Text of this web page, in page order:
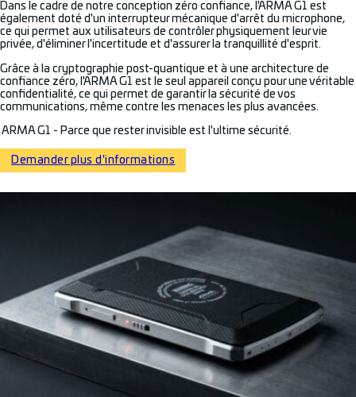
Dans le cadre de notre conception zéro confiance, l'ARMA G1 est
également doté d'un interrupteur mécanique d'arrêt du microphone,
ce qui permet aux utilisateurs de contrôler physiquement leur vie
privée, d'éliminer l'incertitude et d'assurer la tranquillité d'esprit.
Grâce à la cryptographie post-quantique et à une architecture de
confiance zéro, l'ARMA G1 est le seul appareil conçu pour une véritable
confidentialité, ce qui permet de garantir la sécurité de vos
communications, même contre les menaces les plus avancées.
ARMA G1 - Parce que rester invisible est l'ultime sécurité.
Demander plus d'informations